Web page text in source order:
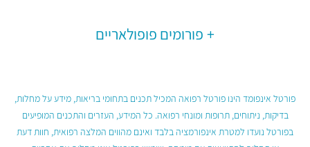
פורומים פופולאריים
פורטל אינפומד הינו פורטל רפואה המכיל תכנים בתחומי בריאות, מידע על מחלות,
בדיקות, ניתוחים, תרופות ומונחי רפואה. כל המידע, העזרים והתכנים המופיעים
בפורטל נועדו למטרת אינפורמציה בלבד ואינם מהווים המלצה רפואית, חוות דעת